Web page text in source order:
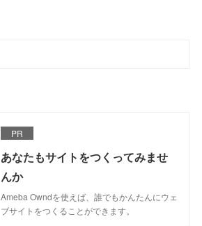
PR
あなたもサイトをつくってみませ
んか
Ameba Owndを使えば、誰でもかんたんにウェ
ブサイトをつくることができます。